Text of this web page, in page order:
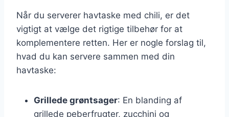
Når du serverer havtaske med chili, er det
vigtigt at vælge det rigtige tilbehør for at
komplementere retten. Her er nogle forslag til,
hvad du kan servere sammen med din
havtaske:
Grillede grøntsager: En blanding af
grillede peberfrugter, zucchini og